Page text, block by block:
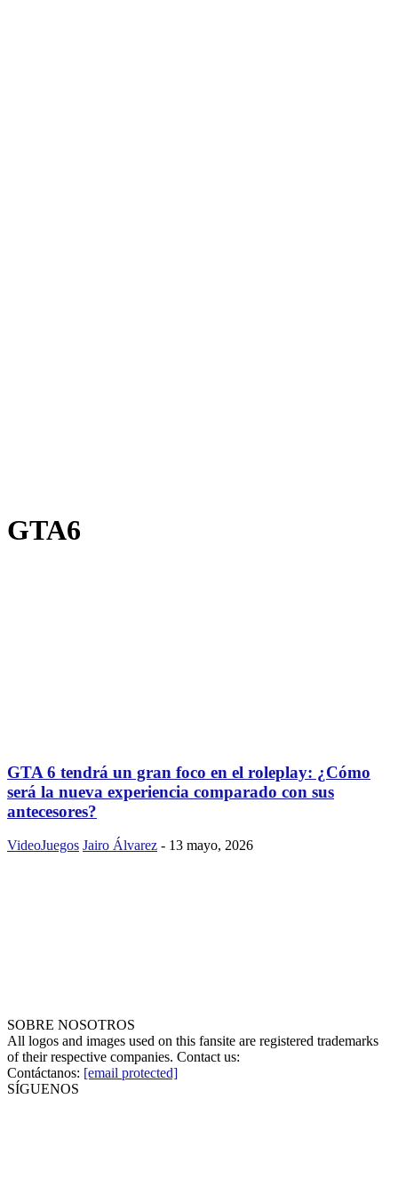
GTA6
GTA 6 tendrá un gran foco en el roleplay: ¿Cómo
será la nueva experiencia comparado con sus
antecesores?
VideoJuegos Jairo Álvarez - 13 mayo, 2026
SOBRE NOSOTROS
All logos and images used on this fansite are registered trademarks
of their respective companies. Contact us:
Contáctanos: [email protected]
SÍGUENOS